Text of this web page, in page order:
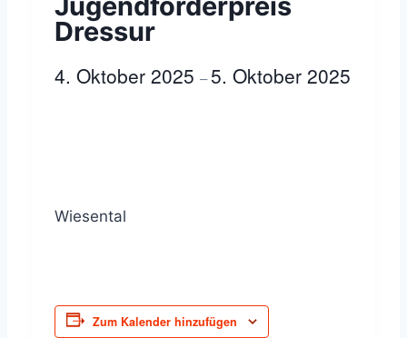
Dressur
4. Oktober 2025 –5. Oktober 2025
Wiesental
Zum Kalender hinzufügen